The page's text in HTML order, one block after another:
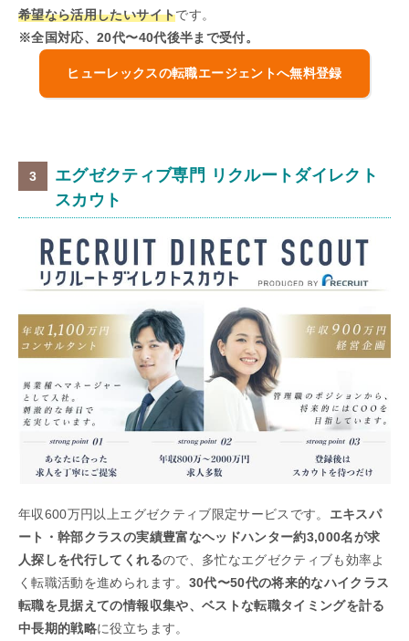
希望なら活用したいサイトです。
※全国対応、20代〜40代後半まで受付。
ヒューレックスの転職エージェントへ無料登録
エグゼクティブ専門 リクルートダイレクト
スカウト
年収600万円以上エグゼクティブ限定サービスです。 エキスパ
ート・幹部クラスの実績豊富なヘッドハンター約3,000名が求
人探しを代行してくれるので、多忙なエグゼクティブも効率よ
く転職活動を進められます。 30代〜50代の将来的なハイクラス
転職を見据えての情報収集や、ベストな転職タイミングを計る
中長期的戦略に役立ちます。